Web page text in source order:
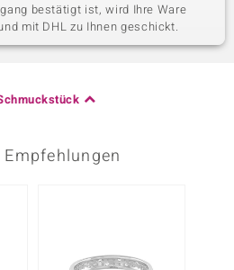
bestätigt ist, wird Ihre Ware
mit DHL zu Ihnen geschickt.
Empfehlungen